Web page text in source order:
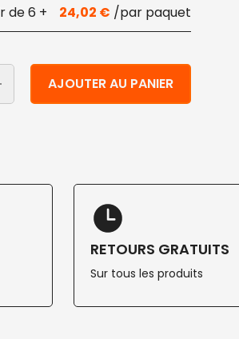
6 + 24,02 €
à soupe en Kraft et PLA ml 350 100 pcs
AJOUTER AU PANIER
RETOURS GRATUITS
Sur tous les produits